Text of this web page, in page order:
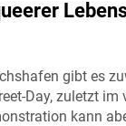
gibt es
Day, zuletzt im
kann